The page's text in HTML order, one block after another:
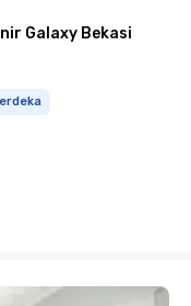
Galaxy Bekasi